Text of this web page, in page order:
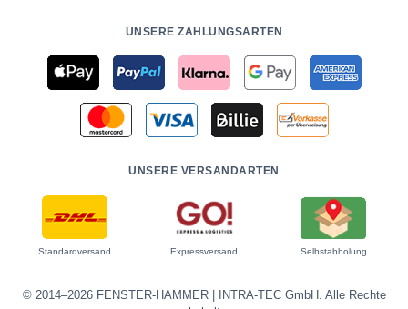
UNSERE ZAHLUNGSARTEN
UNSERE VERSANDARTEN
Standardversand Expressversand Selbstabholung
© 2014–2026 FENSTER-HAMMER | INTRA-TEC GmbH. Alle Rechte